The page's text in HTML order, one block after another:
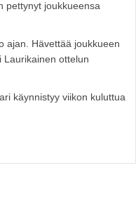
pettynyt joukkueensa
ajan. Hävettää joukkueen
Laurikainen ottelun
käynnistyy viikon kuluttua